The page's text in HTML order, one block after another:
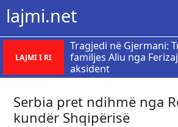
lajmi.net
LAJMI I RI
Tragjedi në Gjermani:
familjes Aliu nga
aksident
Serbia pret ndihmë nga
kundër Shqipërisë